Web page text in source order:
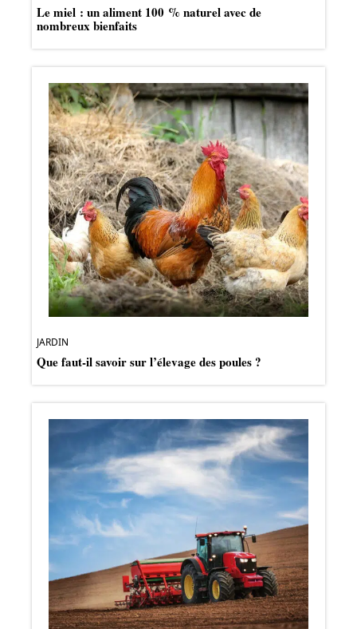
Le miel : un aliment 100 % naturel avec de
nombreux bienfaits
JARDIN
Que faut-il savoir sur l’élevage des poules ?